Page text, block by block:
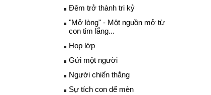
Đêm trở thành tri kỷ
"Mở lòng" - Một nguồn mở từ
con tim lắng...
Họp lớp
Gửi một người
Người chiến thắng
Sự tích con dế mèn